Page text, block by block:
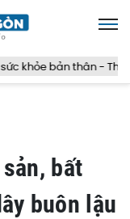
khỏe bản thân - Thế
bất
buôn lậu